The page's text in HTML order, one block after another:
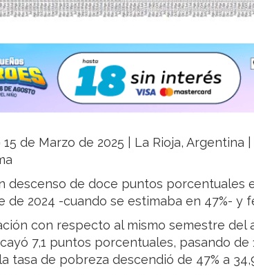
15 de Marzo de 2025 | La Rioja, Argentina
descenso de doce puntos porcentuales
de 2024 -cuando se estimaba en 47%- y
con respecto al mismo semestre del
7,1 puntos porcentuales, pasando de
tasa de pobreza descendió de 47% a